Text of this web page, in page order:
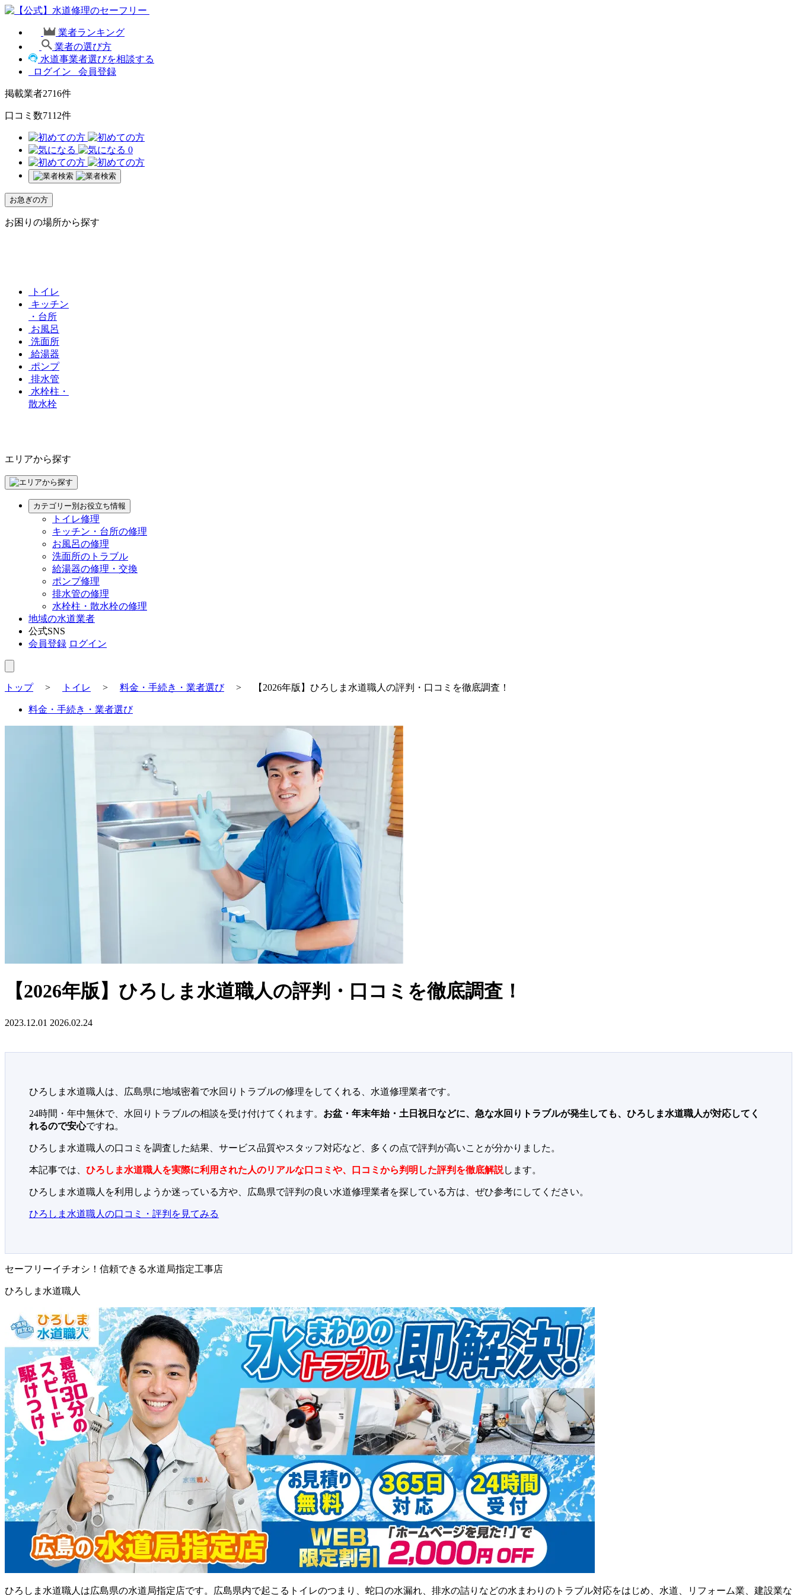
業者ランキング
業者の選び方
水道事業者選びを相談する
ログイン
会員登録
掲載業者2716件
口コミ数7112件
0
お急ぎの方
お困りの場所から探す
トイレ
キッチン
・台所
お風呂
洗面所
給湯器
ポンプ
排水管
水栓柱・
散水栓
エリアから探す
カテゴリー別お役立ち情報
トイレ修理
キッチン・台所の修理
お風呂の修理
洗面所のトラブル
給湯器の修理・交換
ポンプ修理
排水管の修理
水栓柱・散水栓の修理
地域の水道業者
公式SNS
会員登録 ログイン
トップ> トイレ > 料金・手続き・業者選び> 【2026年版】ひろしま水道職人の評判・口コミを徹底調査！
料金・手続き・業者選び
【2026年版】ひろしま水道職人の評判・口コミを徹底調査！
2023.12.01 2026.02.24
ひろしま水道職人は、広島県に地域密着で水回りトラブルの修理をしてくれる、水道修理業者です。
24時間・年中無休で、水回りトラブルの相談を受け付けてくれます。 お盆・年末年始・土日祝日などに、急な水回りトラブルが発生しても、ひろしま水道職人が対応してく
れるので安心ですね。
ひろしま水道職人の口コミを調査した結果、サービス品質やスタッフ対応など、多くの点で評判が高いことが分かりました。
本記事では、 ひろしま水道職人を実際に利用された人のリアルな口コミや、口コミから判明した評判を徹底解説します。
ひろしま水道職人を利用しようか迷っている方や、広島県で評判の良い水道修理業者を探している方は、ぜひ参考にしてください。
ひろしま水道職人の口コミ・評判を見てみる
セーフリーイチオシ！信頼できる水道局指定工事店
ひろしま水道職人
ひろしま水道職人は広島県の水道局指定店です。広島県内で起こるトイレのつまり、蛇口の水漏れ、排水の詰りなどの水まわりのトラブル対応をはじめ、水道、リフォーム業、建設業な